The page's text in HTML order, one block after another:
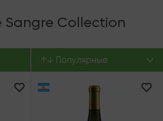
Sangre Collection
↑↓ Популярные